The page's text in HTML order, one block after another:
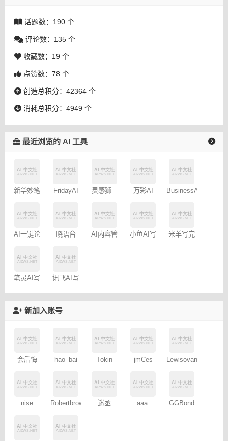
话题数：190 个
评论数：135 个
收藏数：19 个
点赞数：78 个
创造总积分：42364 个
消耗总积分：4949 个
最近浏览的 AI 工具
新华妙笔
FridayAI
免费AI创
万彩AI BusinessAI
AI一键论
AIPaperPass
AI内容管
小鱼AI写
米羊写完
笔灵AI写
讯飞AI写
新加入账号
会后悔 hao_bai Tokin jmCes Lewisovant
nise Robertbrows 迷丞 aaa. GGBond